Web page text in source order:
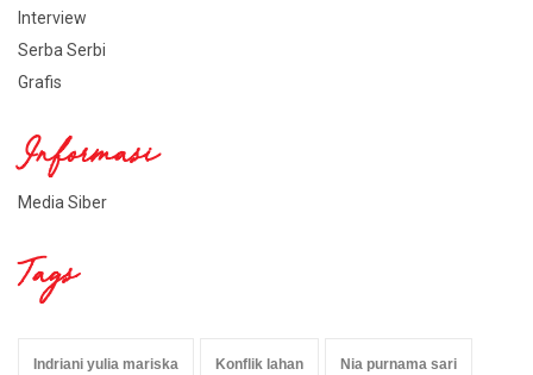
Interview
Serba Serbi
Grafis
Informasi
Media Siber
Tags
Indriani yulia mariska Konflik lahan Nia purnama sari